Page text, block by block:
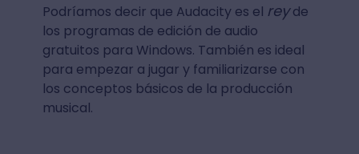
Podríamos decir que Audacity es el reyde
los programas de edición de audio
gratuitos para Windows. También es ideal
para empezar a jugar y familiarizarse con
los conceptos básicos de la producción
musical.